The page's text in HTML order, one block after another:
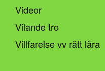
Videor
Vilande tro
Villfarelse vv rätt lära